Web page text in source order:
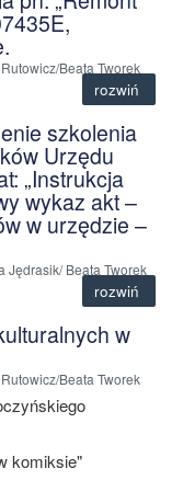
Beata Tworek
rozwiń
szkolenia
Urzędu
„Instrukcja
wykaz akt –
w urzędzie –
Jędrasik/ Beata Tworek
rozwiń
w
Beata Tworek
komiksie"